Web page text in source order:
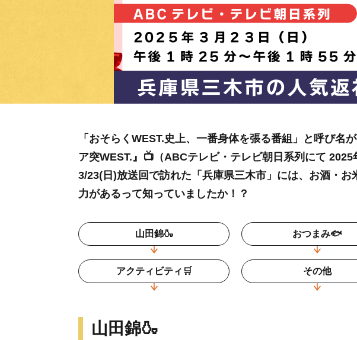
「おそらくWEST.史上、一番身体を張る番組」と呼び名
ア突WEST.』📺（ABCテレビ・テレビ朝日系列にて 2025
3/23(日)放送回で訪れた「兵庫県三木市」には、お酒・
力があるって知っていましたか！？
山田錦🍶 おつまみ🐟
アクティビティ🛒 その他
山田錦🍶